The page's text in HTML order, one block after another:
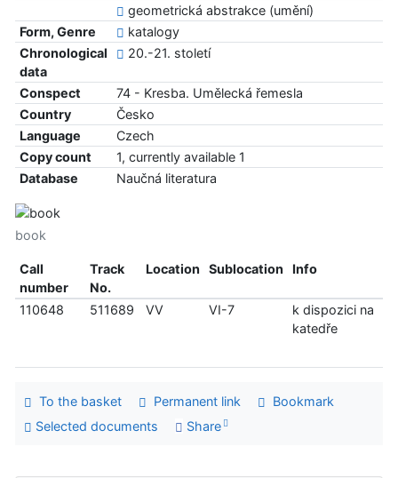
geometrická abstrakce (umění)
Form, Genre
katalogy
Chronological
data
20.-21. století
Conspect
74 - Kresba. Umělecká řemesla
Country
Česko
Language
Czech
Copy count
1, currently available 1
Database
Naučná literatura
book
Call
number
Track
No.
Location Sublocation Info
110648 511689 VV VI-7
k dispozici na
katedře
To the basket Permanent link
Bookmark
Selected documents
Share